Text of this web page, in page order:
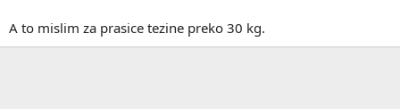
A to mislim za prasice tezine preko 30 kg.